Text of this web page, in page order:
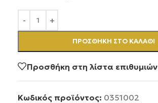
ΠΡΟΣΘΉΚΗ ΣΤΟ ΚΑΛΆΘΙ
Προσθήκη στη λίστα επιθυμιών
Κωδικός προϊόντος: 0351002